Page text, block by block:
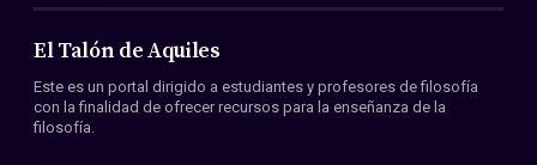
Acerca de nosotros
Miembros
Convenios
El Talón de Aquiles
Este es un portal dirigido a estudiantes y profesores de filosofía
con la finalidad de ofrecer recursos para la enseñanza de la
filosofía.